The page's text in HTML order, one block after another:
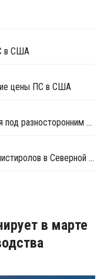
в США
цены ПС в США
Цены ПС в США в сентябре находятся под разносторонним давлением
Styrolution укрепляет свой бизнес полистиролов в Северной Америке
в марте